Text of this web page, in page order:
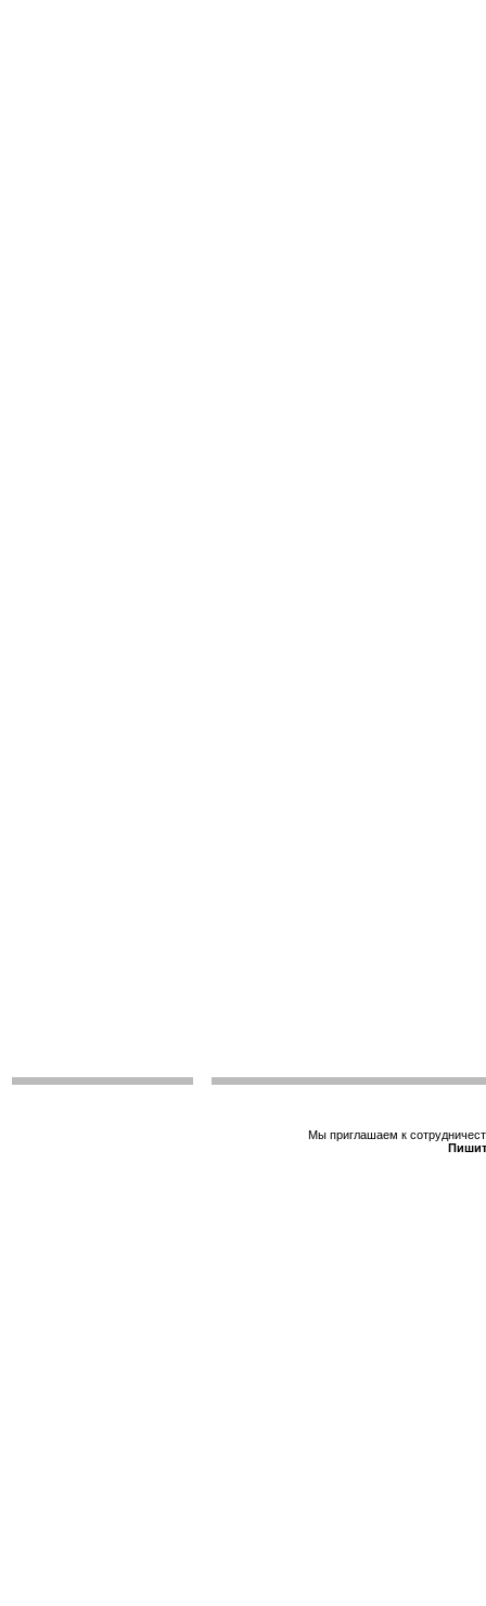
Мы приглашаем к